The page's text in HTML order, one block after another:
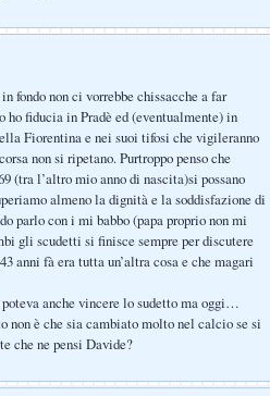
fondo non ci vorrebbe chissacche a far
fiducia in Pradè ed (eventualmente) in
Fiorentina e nei suoi tifosi che vigileranno
non si ripetano. Purtroppo penso che
(tra l’altro mio anno di nascita)si possano
almeno la dignità e la soddisfazione di
parlo con i mi babbo (papa proprio non mi
gli scudetti si finisce sempre per discutere
anni fà era tutta un’altra cosa e che magari
anche vincere lo sudetto ma oggi…
è che sia cambiato molto nel calcio se si
che ne pensi Davide?